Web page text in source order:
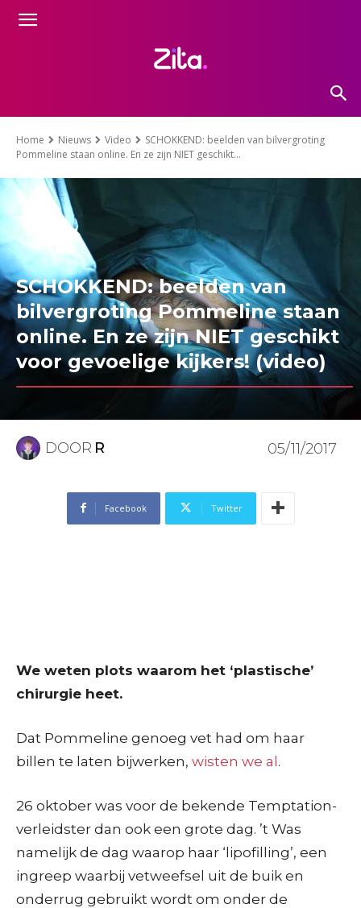
Home Nieuws Video
SCHOKKEND: beelden van bilvergroting
Pommeline staan online. En ze zijn NIET geschikt...
SCHOKKEND: beelden van
bilvergroting Pommeline staan
online. En ze zijn NIET geschikt
voor gevoelige kijkers! (video)
DOOR R 05/11/2017
Facebook Twitter
We weten plots waarom het ‘plastische’
chirurgie heet.
Dat Pommeline genoeg vet had om haar
billen te laten bijwerken, wisten we al.
26 oktober was voor de bekende Temptation-
verleidster dan ook een grote dag. ’t Was
namelijk de dag waarop haar ‘lipofilling’, een
ingreep waarbij vetweefsel uit de buik en
onderrug gebruikt wordt om onder de